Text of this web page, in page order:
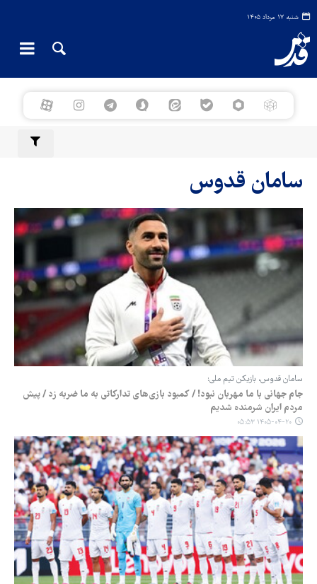
شنبه ۱۷ مرداد ۱۴۰۵
سامان قدوس
سامان قدوس، بازیکن تیم ملی:
جام جهانی با ما مهربان نبود! / کمبود بازی‌های تدارکاتی به ما ضربه زد / پیش
مردم ایران شرمنده شدیم
۱۴۰۵-۰۴-۲۰ ۰۵:۵۳